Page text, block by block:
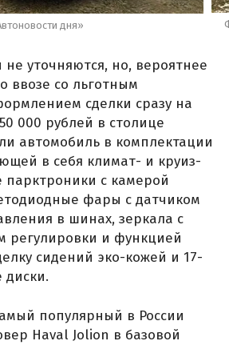
дня»
не уточняются, но, вероятнее
ввозе со льготным
сделки сразу на
000 рублей в столице
автомобиль в комплектации
в себя климат- и круиз-
парктроники с камерой
фары с датчиком
в шинах, зеркала с
регулировки и функцией
сидений эко-кожей и 17-
популярный в России
Haval Jolion в базовой